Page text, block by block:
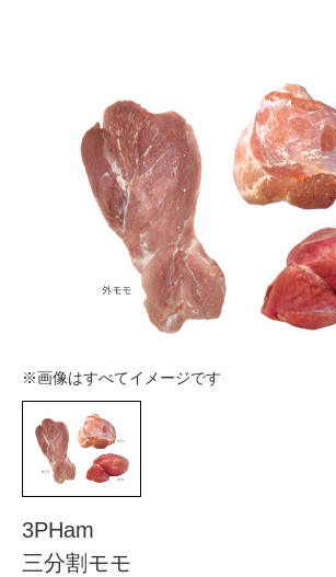
※画像はすべてイメージです
3PHam
三分割モモ